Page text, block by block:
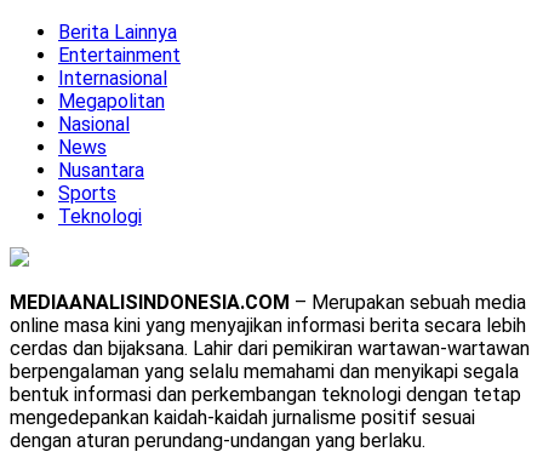
Berita Lainnya
Entertainment
Internasional
Megapolitan
Nasional
News
Nusantara
Sports
Teknologi
MEDIAANALISINDONESIA.COM – Merupakan sebuah media
online masa kini yang menyajikan informasi berita secara lebih
cerdas dan bijaksana. Lahir dari pemikiran wartawan-wartawan
berpengalaman yang selalu memahami dan menyikapi segala
bentuk informasi dan perkembangan teknologi dengan tetap
mengedepankan kaidah-kaidah jurnalisme positif sesuai
dengan aturan perundang-undangan yang berlaku.